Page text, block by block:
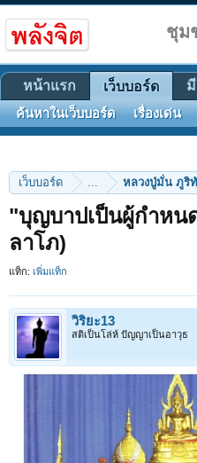
เว็บบอร์ด ... หลวงปู่มั่น ภูริ
"บุญบาปเป็นผู้กำหน
ลาโภ)
แท็ก: เพิ่มแท็ก
วิริยะ13
สติเป็นโล่ห์ ปัญญาเป็นอาวุธ
ชุม
หน้าแรก เว็บบอร์ด
ค้นหาในเว็บบอร์ด เรื่องเด่น